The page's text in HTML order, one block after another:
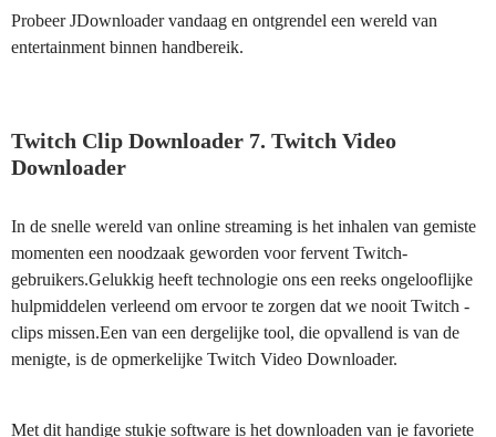
Probeer JDownloader vandaag en ontgrendel een wereld van
entertainment binnen handbereik.
Twitch Clip Downloader 7. Twitch Video
Downloader
In de snelle wereld van online streaming is het inhalen van gemiste
momenten een noodzaak geworden voor fervent Twitch-
gebruikers.Gelukkig heeft technologie ons een reeks ongelooflijke
hulpmiddelen verleend om ervoor te zorgen dat we nooit Twitch -
clips missen.Een van een dergelijke tool, die opvallend is van de
menigte, is de opmerkelijke Twitch Video Downloader.
Met dit handige stukje software is het downloaden van je favoriete